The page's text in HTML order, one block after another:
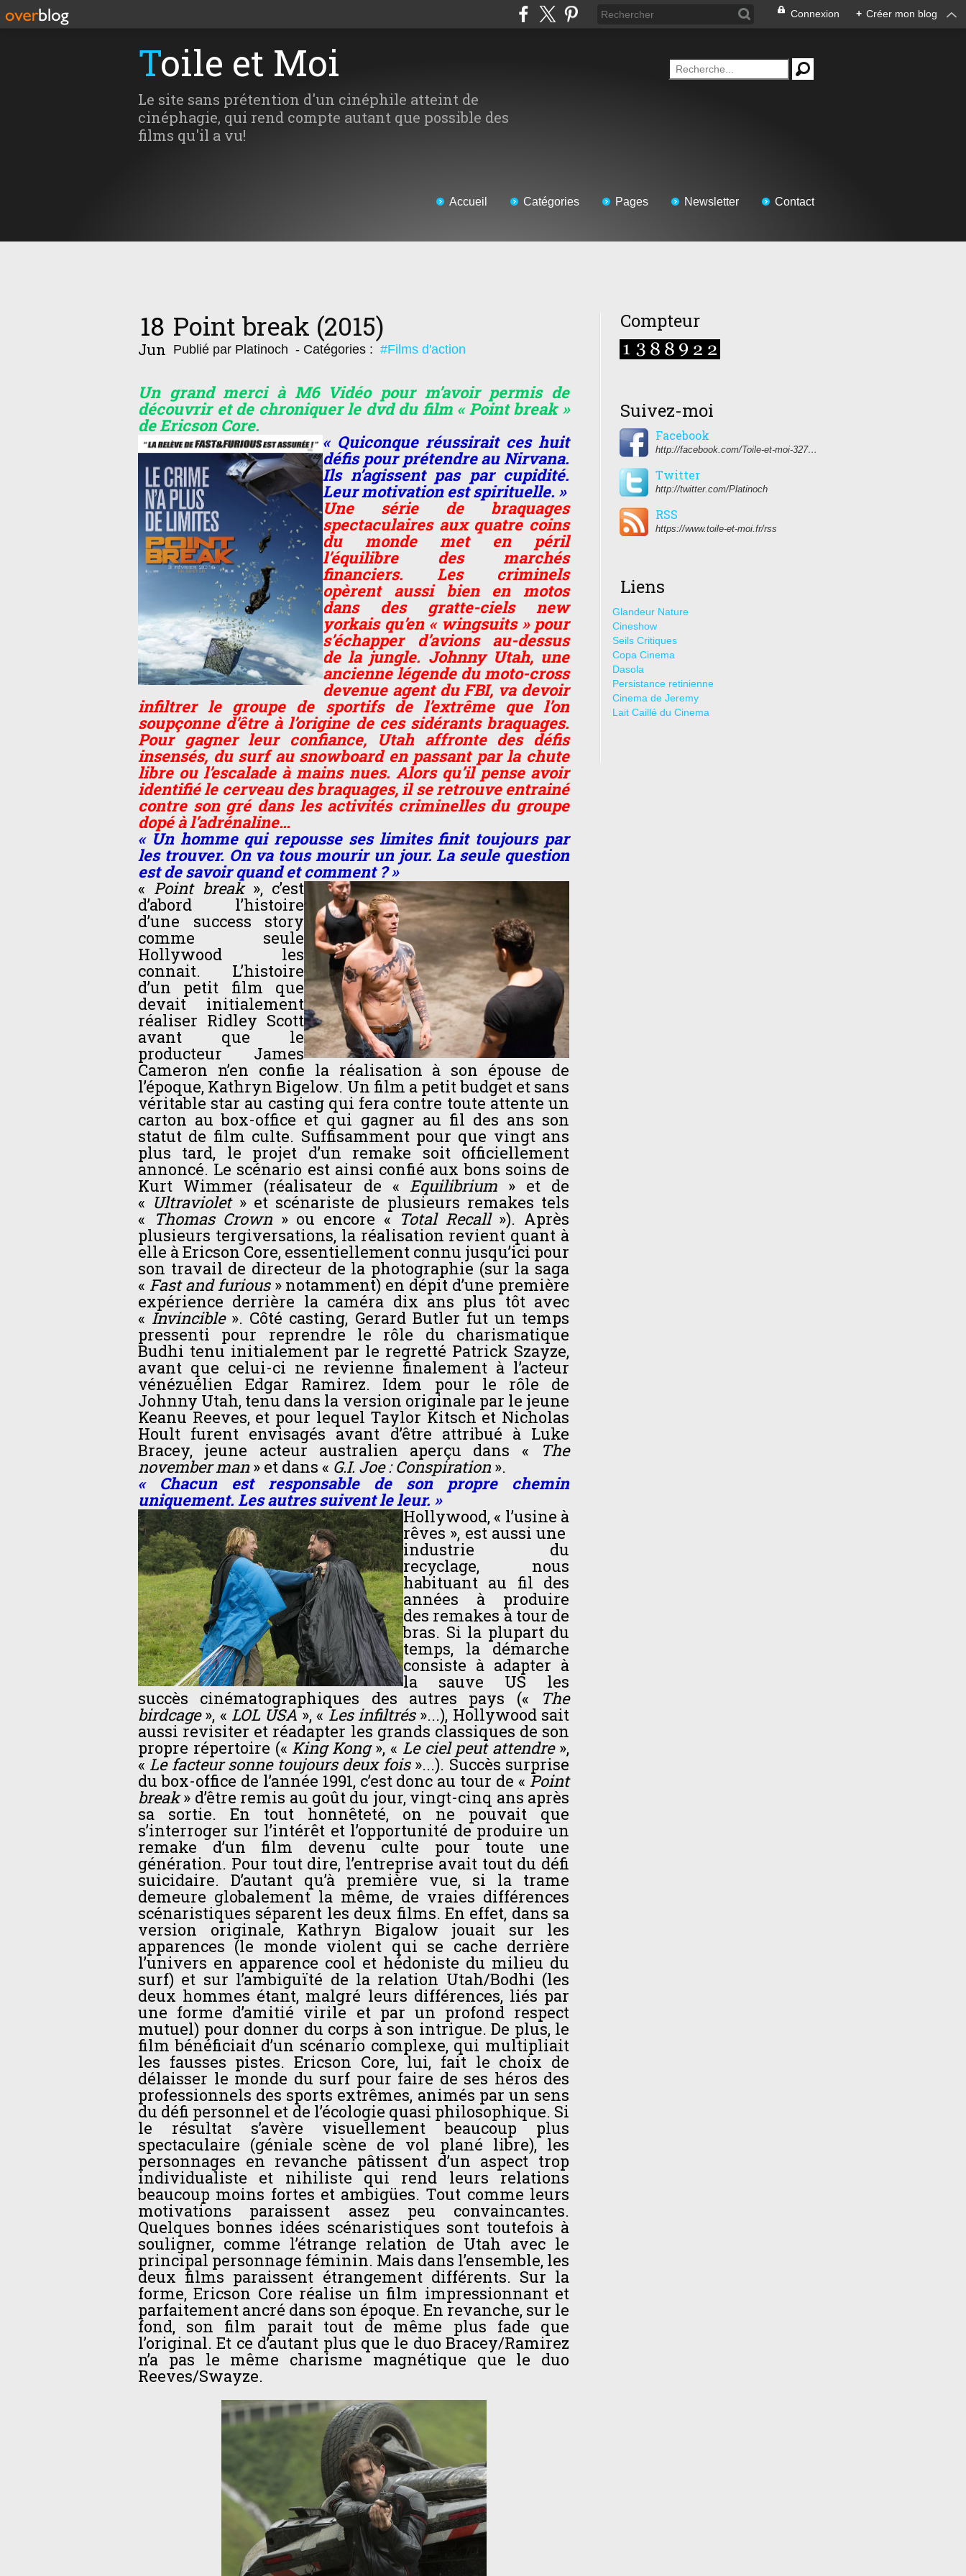
Connexion + Créer mon blog
Toile et Moi
Le site sans prétention d'un cinéphile atteint de
cinéphagie, qui rend compte autant que possible des
films qu'il a vu!
Accueil Catégories Pages Newsletter Contact
18
Jun
Point break (2015)
Publié par Platinoch - Catégories : #Films d'action
Un grand merci à M6 Vidéo pour m’avoir permis de
découvrir et de chroniquer le dvd du film « Point break »
de Ericson Core.
« Quiconque réussirait ces huit
défis pour prétendre au Nirvana.
Ils n’agissent pas par cupidité.
Leur motivation est spirituelle. »
Une série de braquages
spectaculaires aux quatre coins
du monde met en péril
l’équilibre des marchés
financiers. Les criminels
opèrent aussi bien en motos
dans des gratte-ciels new
yorkais qu’en « wingsuits » pour
s’échapper d’avions au-dessus
de la jungle. Johnny Utah, une
ancienne légende du moto-cross
devenue agent du FBI, va devoir
infiltrer le groupe de sportifs de l’extrême que l’on
soupçonne d’être à l’origine de ces sidérants braquages.
Pour gagner leur confiance, Utah affronte des défis
insensés, du surf au snowboard en passant par la chute
libre ou l’escalade à mains nues. Alors qu’il pense avoir
identifié le cerveau des braquages, il se retrouve entrainé
contre son gré dans les activités criminelles du groupe
dopé à l’adrénaline…
« Un homme qui repousse ses limites finit toujours par
les trouver. On va tous mourir un jour. La seule question
est de savoir quand et comment ? »
« Point break», c’est
d’abord l’histoire
d’une success story
comme seule
Hollywood les
connait. L’histoire
d’un petit film que
devait initialement
réaliser Ridley Scott
avant que le
producteur James
Cameron n’en confie la réalisation à son épouse de
l’époque, Kathryn Bigelow. Un film a petit budget et sans
véritable star au casting qui fera contre toute attente un
carton au box-office et qui gagner au fil des ans son
statut de film culte. Suffisamment pour que vingt ans
plus tard, le projet d’un remake soit officiellement
annoncé. Le scénario est ainsi confié aux bons soins de
Kurt Wimmer (réalisateur de « Equilibrium » et de
« Ultraviolet » et scénariste de plusieurs remakes tels
« Thomas Crown » ou encore « Total Recall»). Après
plusieurs tergiversations, la réalisation revient quant à
elle à Ericson Core, essentiellement connu jusqu’ici pour
son travail de directeur de la photographie (sur la saga
« Fast and furious» notamment) en dépit d’une première
expérience derrière la caméra dix ans plus tôt avec
« Invincible ». Côté casting, Gerard Butler fut un temps
pressenti pour reprendre le rôle du charismatique
Budhi tenu initialement par le regretté Patrick Szayze,
avant que celui-ci ne revienne finalement à l’acteur
vénézuélien Edgar Ramirez. Idem pour le rôle de
Johnny Utah, tenu dans la version originale par le jeune
Keanu Reeves, et pour lequel Taylor Kitsch et Nicholas
Hoult furent envisagés avant d’être attribué à Luke
Bracey, jeune acteur australien aperçu dans « The
november man » et dans « G.I. Joe : Conspiration ».
« Chacun est responsable de son propre chemin
uniquement. Les autres suivent le leur. »
Hollywood, « l’usine à
rêves », est aussi une
industrie du
recyclage, nous
habituant au fil des
années à produire
des remakes à tour de
bras. Si la plupart du
temps, la démarche
consiste à adapter à
la sauve US les
succès cinématographiques des autres pays (« The
birdcage», « LOL USA», «Les infiltrés»...), Hollywood sait
aussi revisiter et réadapter les grands classiques de son
propre répertoire (« King Kong», « Le ciel peut attendre»,
« Le facteur sonne toujours deux fois»...). Succès surprise
du box-office de l’année 1991, c’est donc au tour de « Point
break» d’être remis au goût du jour, vingt-cinq ans après
sa sortie. En tout honnêteté, on ne pouvait que
s’interroger sur l’intérêt et l’opportunité de produire un
remake d’un film devenu culte pour toute une
génération. Pour tout dire, l’entreprise avait tout du défi
suicidaire. D’autant qu’à première vue, si la trame
demeure globalement la même, de vraies différences
scénaristiques séparent les deux films. En effet, dans sa
version originale, Kathryn Bigalow jouait sur les
apparences (le monde violent qui se cache derrière
l’univers en apparence cool et hédoniste du milieu du
surf) et sur l’ambiguïté de la relation Utah/Bodhi (les
deux hommes étant, malgré leurs différences, liés par
une forme d’amitié virile et par un profond respect
mutuel) pour donner du corps à son intrigue. De plus, le
film bénéficiait d’un scénario complexe, qui multipliait
les fausses pistes. Ericson Core, lui, fait le choix de
délaisser le monde du surf pour faire de ses héros des
professionnels des sports extrêmes, animés par un sens
du défi personnel et de l’écologie quasi philosophique. Si
le résultat s’avère visuellement beaucoup plus
spectaculaire (géniale scène de vol plané libre), les
personnages en revanche pâtissent d’un aspect trop
individualiste et nihiliste qui rend leurs relations
beaucoup moins fortes et ambigües. Tout comme leurs
motivations paraissent assez peu convaincantes.
Quelques bonnes idées scénaristiques sont toutefois à
souligner, comme l’étrange relation de Utah avec le
principal personnage féminin. Mais dans l’ensemble, les
deux films paraissent étrangement différents. Sur la
forme, Ericson Core réalise un film impressionnant et
parfaitement ancré dans son époque. En revanche, sur le
fond, son film parait tout de même plus fade que
l’original. Et ce d’autant plus que le duo Bracey/Ramirez
n’a pas le même charisme magnétique que le duo
Reeves/Swayze.
Compteur
Suivez-moi
Facebook
http://facebook.com/Toile-et-moi-327459350627274/
Twitter
http://twitter.com/Platinoch
RSS
https://www.toile-et-moi.fr/rss
Liens
Glandeur Nature
Cineshow
Seils Critiques
Copa Cinema
Dasola
Persistance retinienne
Cinema de Jeremy
Lait Caillé du Cinema